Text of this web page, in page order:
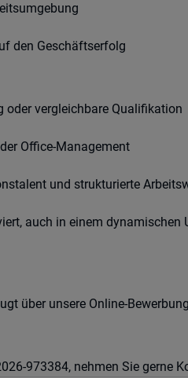
den Geschäftserfolg
vergleichbare Qualifikation
Office-Management
und strukturierte
auch in einem dynamischen
über unsere Online-
973384, nehmen Sie gerne